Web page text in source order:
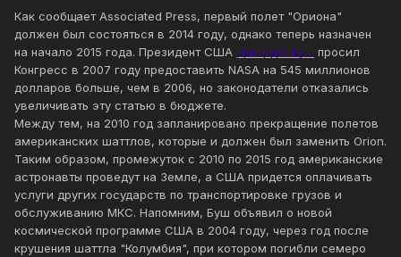
Как сообщает Associated Press, первый полет "Ориона"
должен был состояться в 2014 году, однако теперь назначен
на начало 2015 года. Президент США Джордж Буш просил
Конгресс в 2007 году предоставить NASA на 545 миллионов
долларов больше, чем в 2006, но законодатели отказались
увеличивать эту статью в бюджете.
Между тем, на 2010 год запланировано прекращение полетов
американских шаттлов, которые и должен был заменить Orion.
Таким образом, промежуток с 2010 по 2015 год американские
астронавты проведут на Земле, а США придется оплачивать
услуги других государств по транспортировке грузов и
обслуживанию МКС. Напомним, Буш объявил о новой
космической программе США в 2004 году, через год после
крушения шаттла "Колумбия", при котором погибли семеро